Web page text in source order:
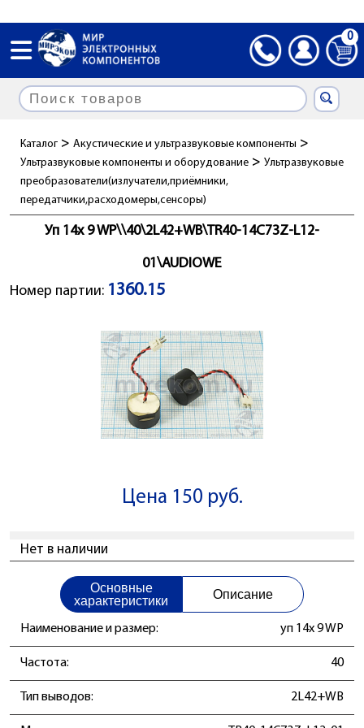
0
Каталог > Акустические и ультразвуковые компоненты >
Ультразвуковые компоненты и оборудование > Ультразвуковые
преобразователи(излучатели,приёмники,
передатчики,расходомеры,сенсоры)
Уп 14x 9 WP\\40\2L42+WB\TR40-14C73Z-L12-
01\AUDIOWE
Номер партии: 1360.15
Цена 150 руб.
Нет в наличии
Основные
характеристики
Описание
Наименование и размер: уп 14x 9 WP
Частота: 40
Тип выводов: 2L42+WB